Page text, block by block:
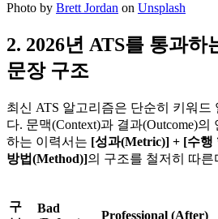
Photo by Brett Jordan on Unsplash
2. 2026년 ATS를 통과
문장 구조
최신 ATS 알고리즘은 단순히 키워드
다. 문맥(Context)과 결과(Outcome)
하는 이력서는 [성과(Metric)] + [수행
방법(Method)]​의 구조를 철저히 따른
구
Bad
Professional (After)